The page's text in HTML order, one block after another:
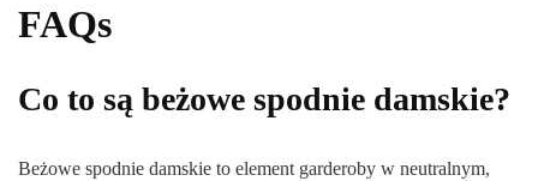
FAQs
Co to są beżowe spodnie damskie?
Beżowe spodnie damskie to element garderoby w neutralnym,